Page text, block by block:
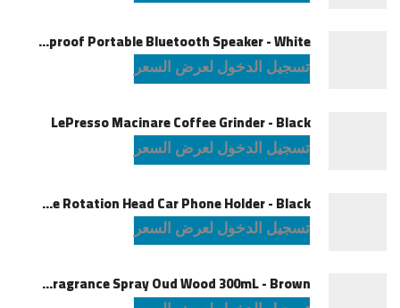
JBL Charge6 Splashproof Portable Bluetooth Speaker - White
تسجيل الدخول لعرض السعر
LePresso Macinare Coffee Grinder - Black
تسجيل الدخول لعرض السعر
Powerology Logan Magsafe 360 Degree Rotation Head Car Phone Holder - Black
تسجيل الدخول لعرض السعر
Green Lion Fragrance Spray Oud Wood 300mL - Brown